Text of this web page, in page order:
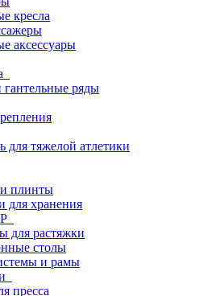
кресла
аксессуары
гантельные ряды
для тяжелой атлетики
плинты
для хранения
для растяжки
столы
и рамы
пресса